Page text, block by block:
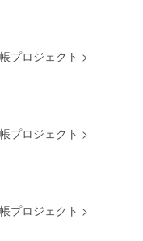
たい ・
い ・香
リエイ
と香り
ルオン
える星
くださ
考欄に
ご入力
プロジェクト >
プロジェクト >
プロジェクト >